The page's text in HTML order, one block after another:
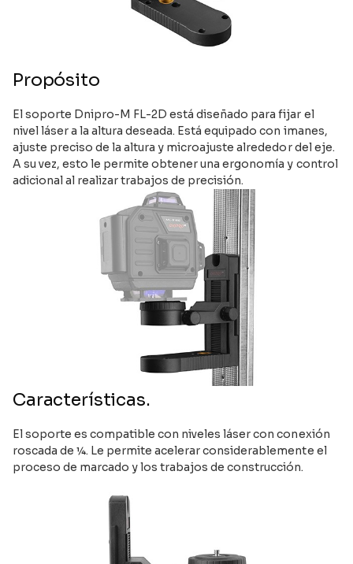
Propósito
El soporte Dnipro-M FL-2D está diseñado para fijar el
nivel láser a la altura deseada. Está equipado con imanes,
ajuste preciso de la altura y microajuste alrededor del eje.
A su vez, esto le permite obtener una ergonomía y control
adicional al realizar trabajos de precisión.
Características.
El soporte es compatible con niveles láser con conexión
roscada de ¼. Le permite acelerar considerablemente el
proceso de marcado y los trabajos de construcción.